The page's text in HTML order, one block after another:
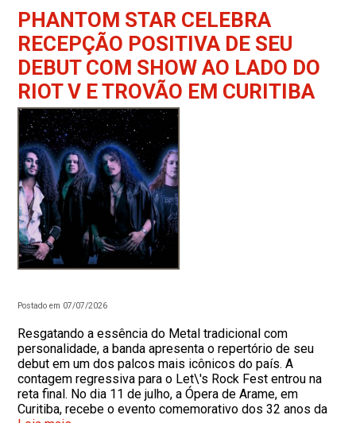
PHANTOM STAR CELEBRA
RECEPÇÃO POSITIVA DE SEU
DEBUT COM SHOW AO LADO DO
RIOT V E TROVÃO EM CURITIBA
Postado em 07/07/2026
Resgatando a essência do Metal tradicional com
personalidade, a banda apresenta o repertório de seu
debut em um dos palcos mais icônicos do país. A
contagem regressiva para o Let\'s Rock Fest entrou na
reta final. No dia 11 de julho, a Ópera de Arame, em
Curitiba, recebe o evento comemorativo dos 32 anos da